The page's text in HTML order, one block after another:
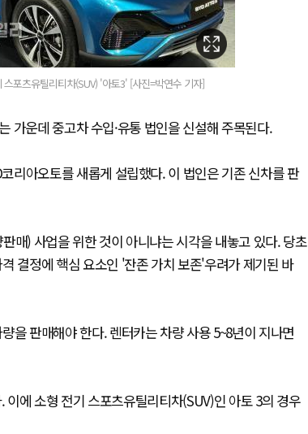
포츠유틸리티차(SUV) '아토3' [사진=박연수 기자]
가운데 중고차 수입·유통 법인을 신설해 주목된다.
리아오토를 새롭게 설립했다. 이 법인은 기존 신차를 판
매) 사업을 위한 것이 아니냐는 시각을 내놓고 있다. 당초
결정에 핵심 요소인 '잔존 가치 보존'우려가 제기된 바
을 판매해야 한다. 렌터카는 차량 사용 5~8년이 지나면
에 소형 전기 스포츠유틸리티차(SUV)인 아토 3의 경우